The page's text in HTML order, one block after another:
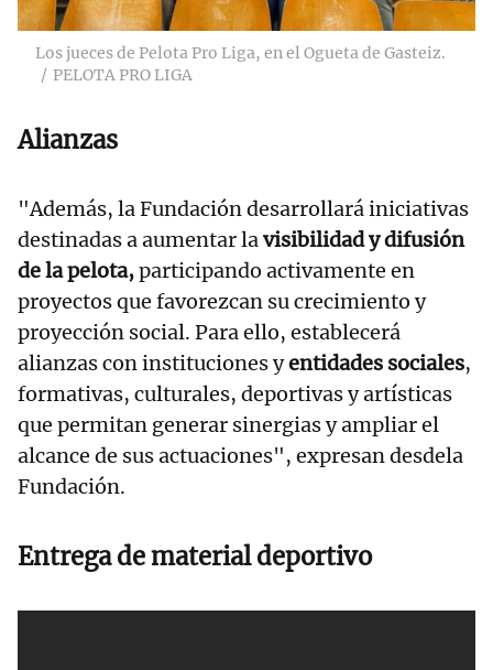
Los jueces de Pelota Pro Liga, en el Ogueta de Gasteiz.
PELOTA PRO LIGA
Alianzas
"Además, la Fundación desarrollará iniciativas
destinadas a aumentar lavisibilidad y difusión
de la pelota,participando activamente en
proyectos que favorezcan su crecimiento y
proyección social. Para ello, establecerá
alianzas con instituciones yentidades sociales,
formativas, culturales, deportivas y artísticas
que permitan generar sinergias y ampliar el
alcance de sus actuaciones", expresan desdela
Fundación.
Entrega de material deportivo